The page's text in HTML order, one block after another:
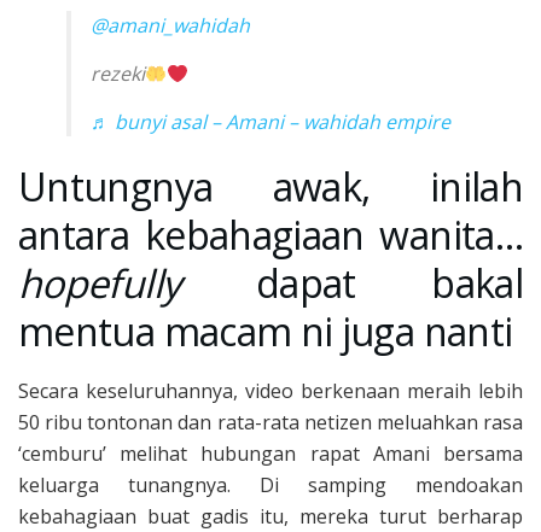
@amani_wahidah
rezeki
♬ bunyi asal – Amani – wahidah empire
Untungnya awak, inilah
antara kebahagiaan wanita…
hopefullydapat bakal
mentua macam ni juga nanti
Secara keseluruhannya, video berkenaan meraih lebih
50 ribu tontonan dan rata-rata netizen meluahkan rasa
‘cemburu’ melihat hubungan rapat Amani bersama
keluarga tunangnya. Di samping mendoakan
kebahagiaan buat gadis itu, mereka turut berharap